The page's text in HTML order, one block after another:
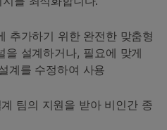
추가하기 위한 완전한 맞춤형
을 설계하거나, 필요에 맞게
계를 수정하여 사용
팀의 지원을 받아 비인간 종